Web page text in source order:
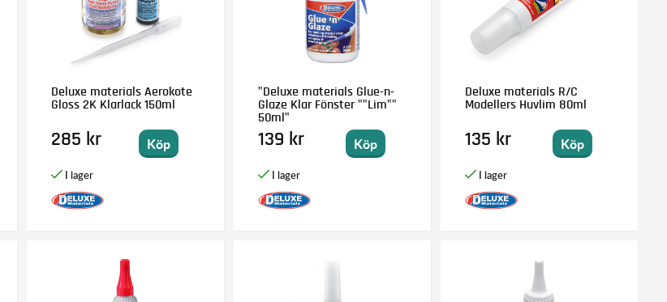
Deluxe materials Aerokote
Gloss 2K Klarlack 150ml
285 kr Köp
"Deluxe materials Glue-n-
Glaze Klar Fönster ""Lim""
50ml"
139 kr Köp
Deluxe materials R/C
Modellers Huvlim 80ml
135 kr Köp